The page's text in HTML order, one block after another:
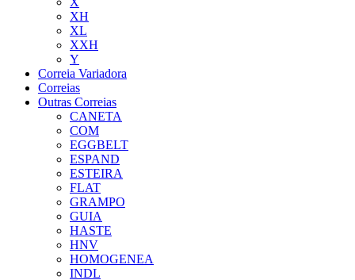
XH
XL
XXH
Y
Correia Variadora
Correias
Outras Correias
CANETA
COM
EGGBELT
ESPAND
ESTEIRA
FLAT
GRAMPO
GUIA
HASTE
HNV
HOMOGENEA
INDL